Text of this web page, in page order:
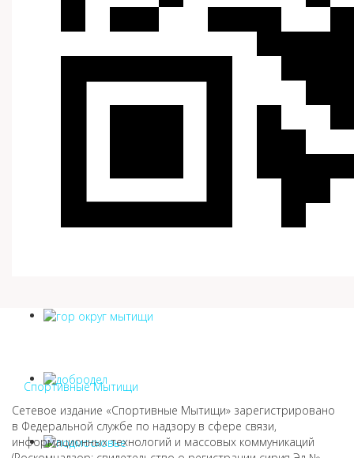
Спортивные Мытищи
Сетевое издание «Спортивные Мытищи» зарегистрировано
в Федеральной службе по надзору в сфере связи,
информационных технологий и массовых коммуникаций